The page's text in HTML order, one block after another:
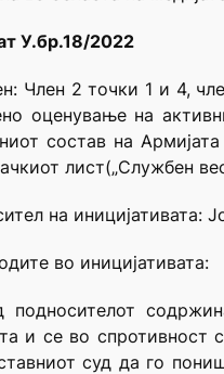
У.бр.18/2022
Член 2 точки 1 и 4,
оценување на
состав на
лист(„Службен
на иницијативата:
во иницијативата:
подносителот
и се во спротивност
суд да го